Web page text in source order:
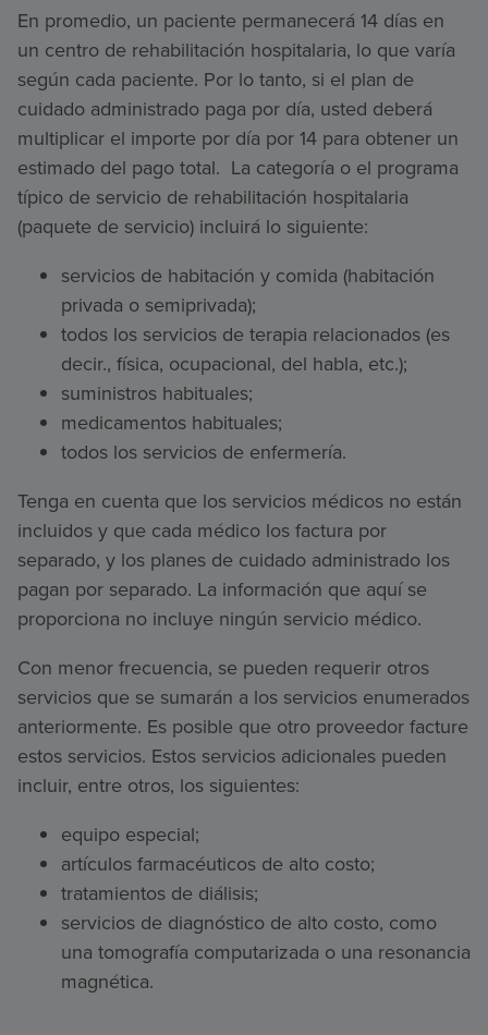
En promedio, un paciente permanecerá 14 días en
un centro de rehabilitación hospitalaria, lo que varía
según cada paciente. Por lo tanto, si el plan de
cuidado administrado paga por día, usted deberá
multiplicar el importe por día por 14 para obtener un
estimado del pago total. La categoría o el programa
típico de servicio de rehabilitación hospitalaria
(paquete de servicio) incluirá lo siguiente:
servicios de habitación y comida (habitación
privada o semiprivada);
todos los servicios de terapia relacionados (es
decir., física, ocupacional, del habla, etc.);
suministros habituales;
medicamentos habituales;
todos los servicios de enfermería.
Tenga en cuenta que los servicios médicos no están
incluidos y que cada médico los factura por
separado, y los planes de cuidado administrado los
pagan por separado. La información que aquí se
proporciona no incluye ningún servicio médico.
Con menor frecuencia, se pueden requerir otros
servicios que se sumarán a los servicios enumerados
anteriormente. Es posible que otro proveedor facture
estos servicios. Estos servicios adicionales pueden
incluir, entre otros, los siguientes:
equipo especial;
artículos farmacéuticos de alto costo;
tratamientos de diálisis;
servicios de diagnóstico de alto costo, como
una tomografía computarizada o una resonancia
magnética.